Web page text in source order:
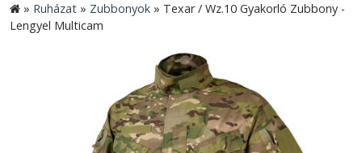
» Ruházat » Zubbonyok » Texar / Wz.10 Gyakorló Zubbony -
Lengyel Multicam